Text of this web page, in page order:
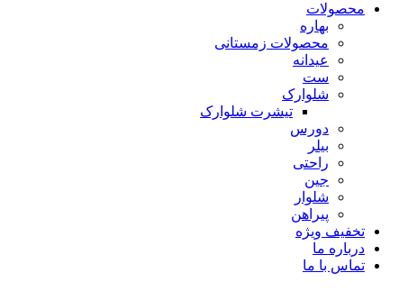
محصولات
بهاره
محصولات زمستانی
عیدانه
ست
شلوارک
تیشرت شلوارک
دورس
بیلر
راحتی
جین
شلوار
پیراهن
تخفیف ویژه
درباره ما
تماس با ما